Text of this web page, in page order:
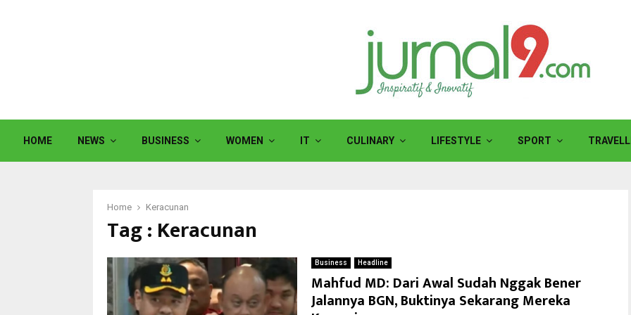
HOME NEWS BUSINESS WOMEN IT CULINARY LIFESTYLE SPORT
Home Keracunan
Tag : Keracunan
Business Headline
Mahfud MD: Dari Awal Sudah Nggak Bener
Jalannya BGN, Buktinya Sekarang Mereka